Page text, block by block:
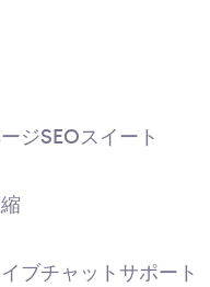
ジSEOスイート
ブチャットサポート